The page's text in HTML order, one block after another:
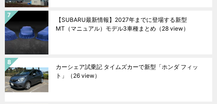
【SUBARU最新情報】2027年までに登場する新型
MT（マニュアル）モデル3車種まとめ （28 view）
カーシェア試乗記 タイムズカーで新型「ホンダ フィッ
ト」
（26 view）